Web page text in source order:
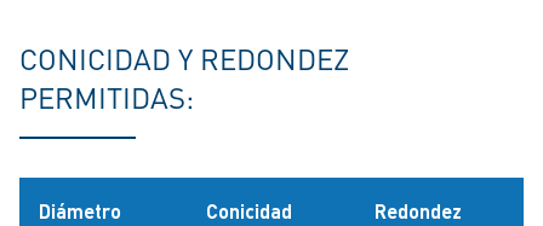
CONICIDAD Y REDONDEZ
PERMITIDAS:
Diámetro Conicidad Redondez